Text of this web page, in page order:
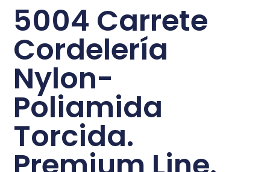
5004 Carrete
Cordelería
Nylon-
Poliamida
Torcida.